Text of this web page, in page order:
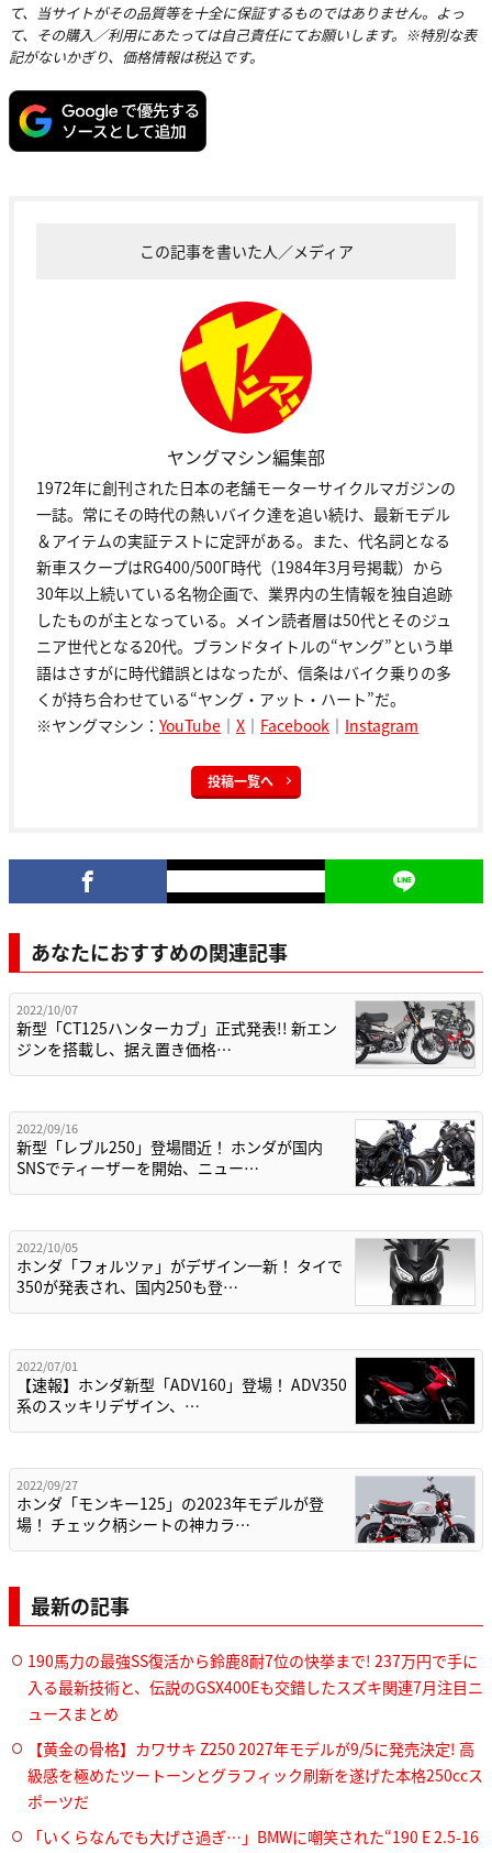
て、当サイトがその品質等を十全に保証するものではありません。よっ
て、その購入／利用にあたっては自己責任にてお願いします。※特別な表
記がないかぎり、価格情報は税込です。
この記事を書いた人／メディア
ヤングマシン編集部
1972年に創刊された日本の老舗モーターサイクルマガジンの
一誌。常にその時代の熱いバイク達を追い続け、最新モデル
＆アイテムの実証テストに定評がある。また、代名詞となる
新車スクープはRG400/500Γ時代（1984年3月号掲載）から
30年以上続いている名物企画で、業界内の生情報を独自追跡
したものが主となっている。メイン読者層は50代とそのジュ
ニア世代となる20代。ブランドタイトルの“ヤング”という単
語はさすがに時代錯誤とはなったが、信条はバイク乗りの多
くが持ち合わせている“ヤング・アット・ハート”だ。
※ヤングマシン： YouTube ｜ X ｜ Facebook ｜ Instagram
投稿一覧へ
あなたにおすすめの関連記事
2022/10/07
新型「CT125ハンターカブ」正式発表!! 新エン
ジンを搭載し、据え置き価格…
2022/09/16
新型「レブル250」登場間近！ ホンダが国内
SNSでティーザーを開始、ニュー…
2022/10/05
ホンダ「フォルツァ」がデザイン一新！ タイで
350が発表され、国内250も登…
2022/07/01
【速報】ホンダ新型「ADV160」登場！ ADV350
系のスッキリデザイン、…
2022/09/27
ホンダ「モンキー125」の2023年モデルが登
場！ チェック柄シートの神カラ…
最新の記事
190馬力の最強SS復活から鈴鹿8耐7位の快挙まで! 237万円で手に
入る最新技術と、伝説のGSX400Eも交錯したスズキ関連7月注目ニ
ュースまとめ
【黄金の骨格】カワサキ Z250 2027年モデルが9/5に発売決定! 高
級感を極めたツートーンとグラフィック刷新を遂げた本格250ccス
ポーツだ
「いくらなんでも大げさ過ぎ…」BMWに嘲笑された“190 E 2.5-16